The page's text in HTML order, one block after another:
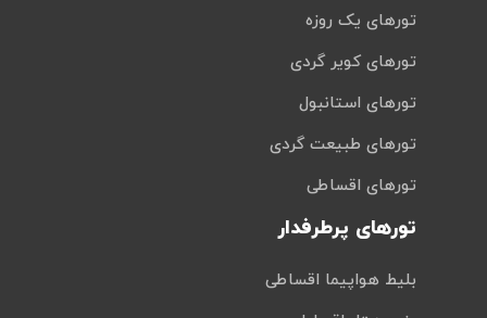
تورهای یک روزه
تورهای کویر گردی
تورهای استانبول
تورهای طبیعت گردی
تورهای اقساطی
تورهای پرطرفدار
بلیط هواپیما اقساطی